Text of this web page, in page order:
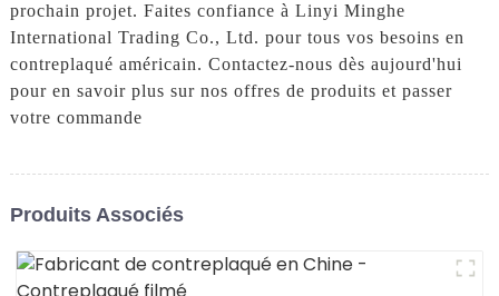
prochain projet. Faites confiance à Linyi Minghe
International Trading Co., Ltd. pour tous vos besoins en
contreplaqué américain. Contactez-nous dès aujourd'hui
pour en savoir plus sur nos offres de produits et passer
votre commande
Produits Associés